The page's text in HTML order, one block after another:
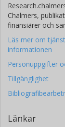
Chalmers,
finansiärer och
Läs mer om
informationen
Personuppgifter
Tillgänglighet
Länkar